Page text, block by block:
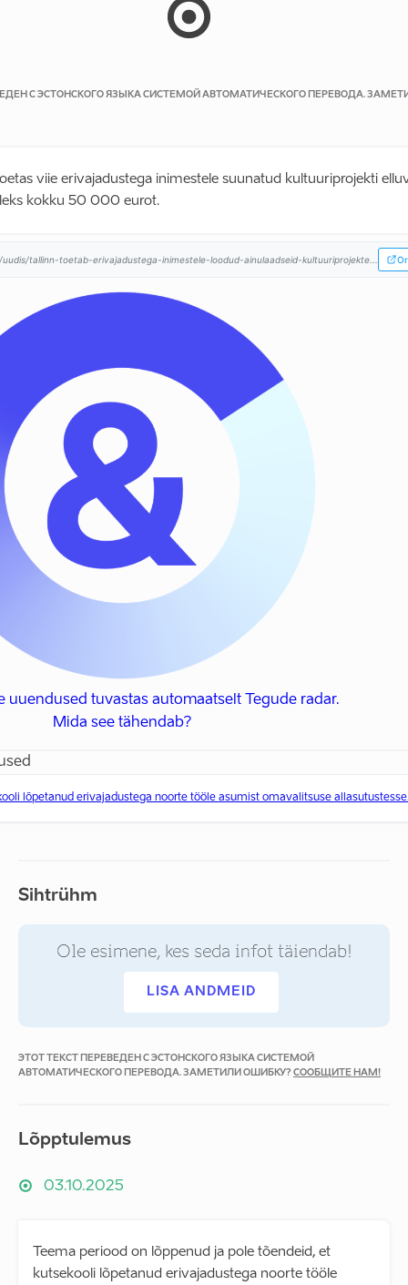
С ЭСТОНСКОГО ЯЗЫКА СИСТЕМОЙ АВТОМАТИЧЕСКОГО ПЕРЕВОДА.
viie erivajadustega inimestele suunatud kultuuriprojekti
kokku 50 000 eurot.
tallinn-toetab-erivajadustega-inimestele-loodud-ainulaadseid-kultuuriprojekte...
uuendused tuvastas automaatselt Tegude radar.
Mida see tähendab?
lõpetanud erivajadustega noorte tööle asumist omavalitsuse
Sihtrühm
Ole esimene, kes seda infot täiendab!
LISA ANDMEID
ЭТОТ ТЕКСТ ПЕРЕВЕДЕН С ЭСТОНСКОГО ЯЗЫКА СИСТЕМОЙ
АВТОМАТИЧЕСКОГО ПЕРЕВОДА. ЗАМЕТИЛИ ОШИБКУ? СООБЩИТЕ НАМ!
Lõpptulemus
03.10.2025
Teema periood on lõppenud ja pole tõendeid, et
kutsekooli lõpetanud erivajadustega noorte tööle